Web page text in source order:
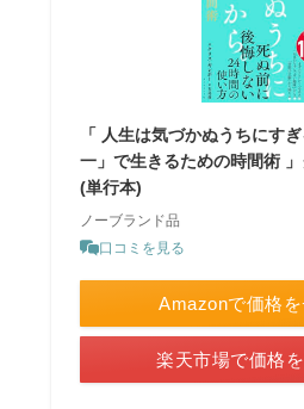
「 人生は気づかぬうちにす
一」で生きるための時間術
(単行本)
ノーブランド品
口コミを見る
Amazonで価格
楽天市場で価格